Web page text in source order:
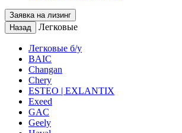
Заявка на лизинг
Назад
Легковые
Легковые б/у
BAIC
Changan
Chery
ESTEO | EXLANTIX
Exeed
GAC
Geely